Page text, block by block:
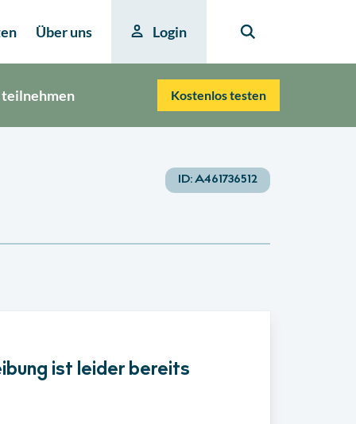
Über uns Login
teilnehmen Kostenlos testen
ID:A461736512
ist leider bereits